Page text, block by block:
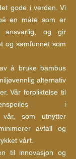
gode i verden. Vi
en måte som er
ansvarlig, og gir
og samfunnet som
å bruke bambus
alternativ
Vår forpliktelse til
i
vår, som utnytter
avfall og
vårt.
til innovasjon og